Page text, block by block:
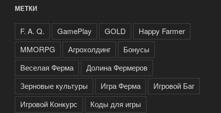
МЕТКИ
F. A. Q. GamePlay GOLD
Happy Farmer
MMORPG
Агрохолдинг
Бонусы
Веселая Ферма
Долина Фермеров
Зерновые культуры
Игра Ферма
Игровой Баг
Игровой Конкурс
Коды для игры